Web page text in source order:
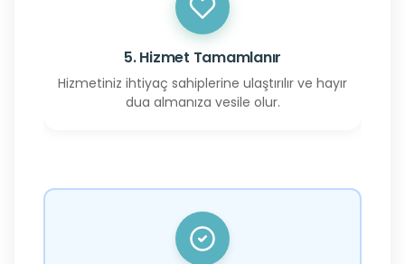
5. Hizmet Tamamlanır
Hizmetiniz ihtiyaç sahiplerine ulaştırılır ve hayır
dua almanıza vesile olur.